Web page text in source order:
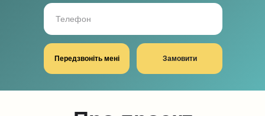
Передзвоніть мені Замовити